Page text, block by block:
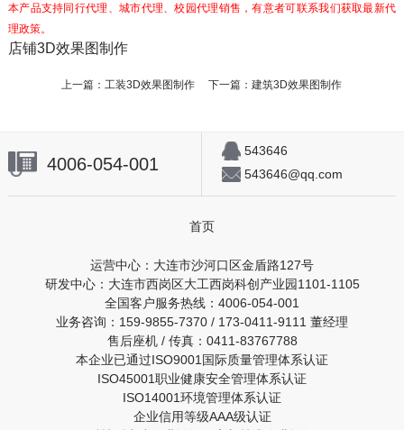
本产品支持同行代理、城市代理、校园代理销售，有意者可联系我们获取最新代
理政策。
店铺3D效果图制作
上一篇： 工装3D效果图制作 下一篇：建筑3D效果图制作
4006-054-001
543646
543646@qq.com
首页
运营中心：大连市沙河口区金盾路127号
研发中心：大连市西岗区大工西岗科创产业园1101-1105
全国客户服务热线：4006-054-001
业务咨询：159-9855-7370 / 173-0411-9111 董经理
售后座机 / 传真：0411-83767788
本企业已通过ISO9001国际质量管理体系认证
ISO45001职业健康安全管理体系认证
ISO14001环境管理体系认证
企业信用等级AAA级认证